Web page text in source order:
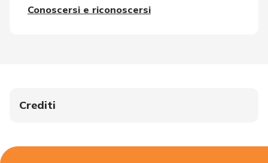
Conoscersi e riconoscersi
Crediti